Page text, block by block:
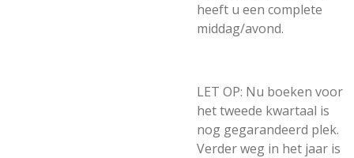
heeft u een complete
middag/avond.
LET OP: Nu boeken voor
het tweede kwartaal is
nog gegarandeerd plek.
Verder weg in het jaar is